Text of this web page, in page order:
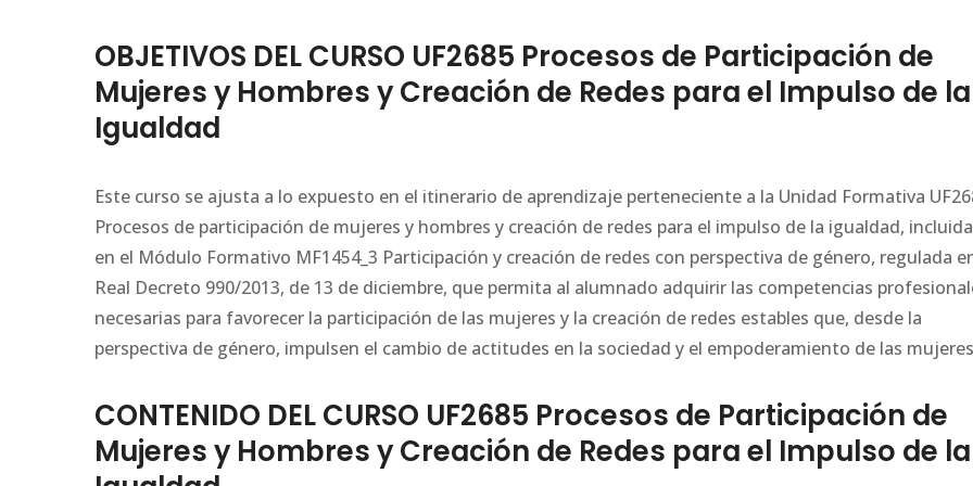
OBJETIVOS DEL CURSO UF2685 Procesos de Participación de
Mujeres y Hombres y Creación de Redes para el Impulso de la
Igualdad
Este curso se ajusta a lo expuesto en el itinerario de aprendizaje perteneciente a la Unidad Formativa
Procesos de participación de mujeres y hombres y creación de redes para el impulso de la igualdad, incluida
en el Módulo Formativo MF1454_3 Participación y creación de redes con perspectiva de género, regulada
Real Decreto 990/2013, de 13 de diciembre, que permita al alumnado adquirir las competencias
necesarias para favorecer la participación de las mujeres y la creación de redes estables que, desde la
perspectiva de género, impulsen el cambio de actitudes en la sociedad y el empoderamiento de las
CONTENIDO DEL CURSO UF2685 Procesos de Participación de
Mujeres y Hombres y Creación de Redes para el Impulso de la